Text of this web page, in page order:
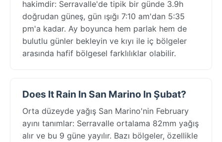
hakimdir: Serravalle'de tipik bir günde 3.9h
doğrudan güneş, gün ışığı 7:10 am'dan 5:35
pm'a kadar. Ay boyunca hem parlak hem de
bulutlu günler bekleyin ve kıyı ile iç bölgeler
arasında hafif bölgesel farklılıklar olabilir.
Does It Rain In San Marino In Şubat?
Orta düzeyde yağış San Marino'nin February
ayını tanımlar: Serravalle ortalama 82mm yağış
alır ve bu 9 güne yayılır. Bazı bölgeler, özellikle